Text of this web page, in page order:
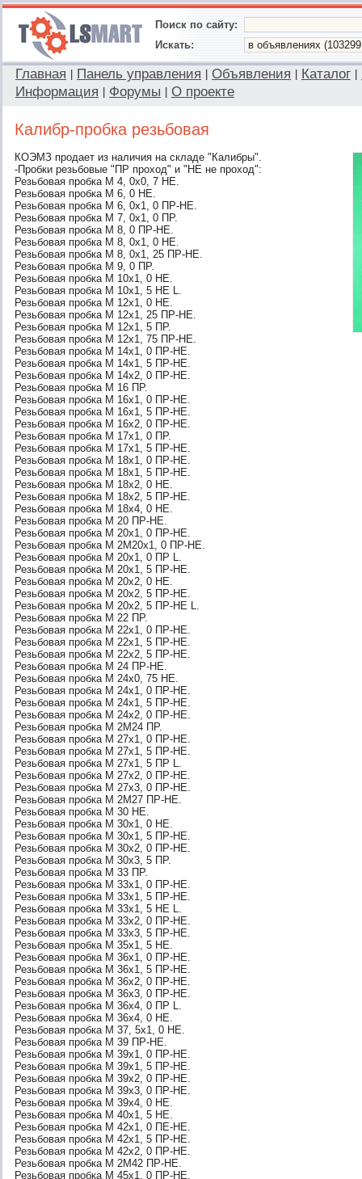
Поиск по сайту:
Искать:
Главная Панель управления Объявления Каталог
Информация
Форумы О проекте
Калибр-пробка резьбовая
КОЭМЗ продает из наличия на складе "Калибры".
-Пробки резьбовые "ПР проход" и "НЕ не проход":
Резьбовая пробка М 4, 0х0, 7 НЕ.
Резьбовая пробка М 6, 0 НЕ.
Резьбовая пробка М 6, 0х1, 0 ПР-НЕ.
Резьбовая пробка М 7, 0х1, 0 ПР.
Резьбовая пробка М 8, 0 ПР-НЕ.
Резьбовая пробка М 8, 0х1, 0 НЕ.
Резьбовая пробка М 8, 0х1, 25 ПР-НЕ.
Резьбовая пробка М 9, 0 ПР.
Резьбовая пробка М 10х1, 0 НЕ.
Резьбовая пробка М 10х1, 5 НЕ L.
Резьбовая пробка М 12х1, 0 НЕ.
Резьбовая пробка М 12х1, 25 ПР-НЕ.
Резьбовая пробка М 12х1, 5 ПР.
Резьбовая пробка М 12х1, 75 ПР-НЕ.
Резьбовая пробка М 14х1, 0 ПР-НЕ.
Резьбовая пробка М 14х1, 5 ПР-НЕ.
Резьбовая пробка М 14х2, 0 ПР-НЕ.
Резьбовая пробка М 16 ПР.
Резьбовая пробка М 16х1, 0 ПР-НЕ.
Резьбовая пробка М 16х1, 5 ПР-НЕ.
Резьбовая пробка М 16х2, 0 ПР-НЕ.
Резьбовая пробка М 17х1, 0 ПР.
Резьбовая пробка М 17х1, 5 ПР-НЕ.
Резьбовая пробка М 18х1, 0 ПР-НЕ.
Резьбовая пробка М 18х1, 5 ПР-НЕ.
Резьбовая пробка М 18х2, 0 НЕ.
Резьбовая пробка М 18х2, 5 ПР-НЕ.
Резьбовая пробка М 18х4, 0 НЕ.
Резьбовая пробка М 20 ПР-НЕ.
Резьбовая пробка М 20х1, 0 ПР-НЕ.
Резьбовая пробка М 2М20х1, 0 ПР-НЕ.
Резьбовая пробка М 20х1, 0 ПР L.
Резьбовая пробка М 20х1, 5 ПР-НЕ.
Резьбовая пробка М 20х2, 0 НЕ.
Резьбовая пробка М 20х2, 5 ПР-НЕ.
Резьбовая пробка М 20х2, 5 ПР-НЕ L.
Резьбовая пробка М 22 ПР.
Резьбовая пробка М 22х1, 0 ПР-НЕ.
Резьбовая пробка М 22х1, 5 ПР-НЕ.
Резьбовая пробка М 22х2, 5 ПР-НЕ.
Резьбовая пробка М 24 ПР-НЕ.
Резьбовая пробка М 24х0, 75 НЕ.
Резьбовая пробка М 24х1, 0 ПР-НЕ.
Резьбовая пробка М 24х1, 5 ПР-НЕ.
Резьбовая пробка М 24х2, 0 ПР-НЕ.
Резьбовая пробка М 2М24 ПР.
Резьбовая пробка М 27х1, 0 ПР-НЕ.
Резьбовая пробка М 27х1, 5 ПР-НЕ.
Резьбовая пробка М 27х1, 5 ПР L.
Резьбовая пробка М 27х2, 0 ПР-НЕ.
Резьбовая пробка М 27х3, 0 ПР-НЕ.
Резьбовая пробка М 2М27 ПР-НЕ.
Резьбовая пробка М 30 НЕ.
Резьбовая пробка М 30х1, 0 НЕ.
Резьбовая пробка М 30х1, 5 ПР-НЕ.
Резьбовая пробка М 30х2, 0 ПР-НЕ.
Резьбовая пробка М 30х3, 5 ПР.
Резьбовая пробка М 33 ПР.
Резьбовая пробка М 33х1, 0 ПР-НЕ.
Резьбовая пробка М 33х1, 5 ПР-НЕ.
Резьбовая пробка М 33х1, 5 НЕ L.
Резьбовая пробка М 33х2, 0 ПР-НЕ.
Резьбовая пробка М 33х3, 5 ПР-НЕ.
Резьбовая пробка М 35х1, 5 НЕ.
Резьбовая пробка М 36х1, 0 ПР-НЕ.
Резьбовая пробка М 36х1, 5 ПР-НЕ.
Резьбовая пробка М 36х2, 0 ПР-НЕ.
Резьбовая пробка М 36х3, 0 ПР-НЕ.
Резьбовая пробка М 36х4, 0 ПР L.
Резьбовая пробка М 36х4, 0 НЕ.
Резьбовая пробка М 37, 5х1, 0 НЕ.
Резьбовая пробка М 39 ПР-НЕ.
Резьбовая пробка М 39х1, 0 ПР-НЕ.
Резьбовая пробка М 39х1, 5 ПР-НЕ.
Резьбовая пробка М 39х2, 0 ПР-НЕ.
Резьбовая пробка М 39х3, 0 ПР-НЕ.
Резьбовая пробка М 39х4, 0 НЕ.
Резьбовая пробка М 40х1, 5 НЕ.
Резьбовая пробка М 42х1, 0 ПЕ-НЕ.
Резьбовая пробка М 42х1, 5 ПР-НЕ.
Резьбовая пробка М 42х2, 0 ПР-НЕ.
Резьбовая пробка М 2М42 ПР-НЕ.
Резьбовая пробка М 45х1, 0 ПР-НЕ.